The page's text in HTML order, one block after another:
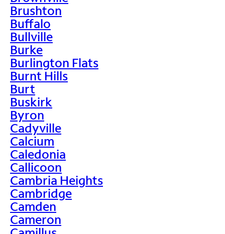
Brushton
Buffalo
Bullville
Burke
Burlington Flats
Burnt Hills
Burt
Buskirk
Byron
Cadyville
Calcium
Caledonia
Callicoon
Cambria Heights
Cambridge
Camden
Cameron